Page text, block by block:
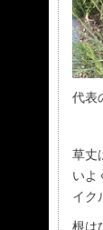
代表
草丈
いよ
イク
根は